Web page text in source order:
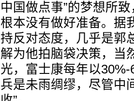
中国做点事”的梦想所
根本没有做好准备。据
持反对态度，几乎是郭
解为他拍脑袋决策，当
光，富士康每年以
兵是未雨绸缪，尽管中